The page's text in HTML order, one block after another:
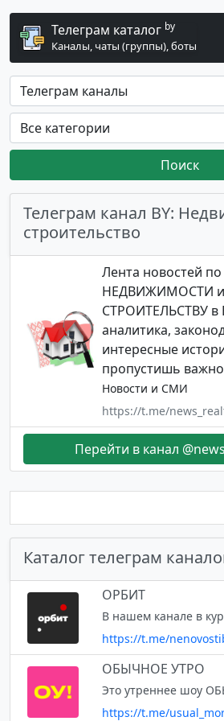
Телеграм каталог by
Каналы, чаты (группы), боты
Поиск
Телеграм канал BY:
строительство
Лента новостей по
НЕДВИЖИМОСТИ и
СТРОИТЕЛЬСТВУ в
аналитика,
интересные
пропустишь
Новости и СМИ
https://t.me/
Перейти в канал
Каталог телеграм
ОРБИТ
https://t.me/
ОБЫЧНОЕ УТРО
https://t.me/